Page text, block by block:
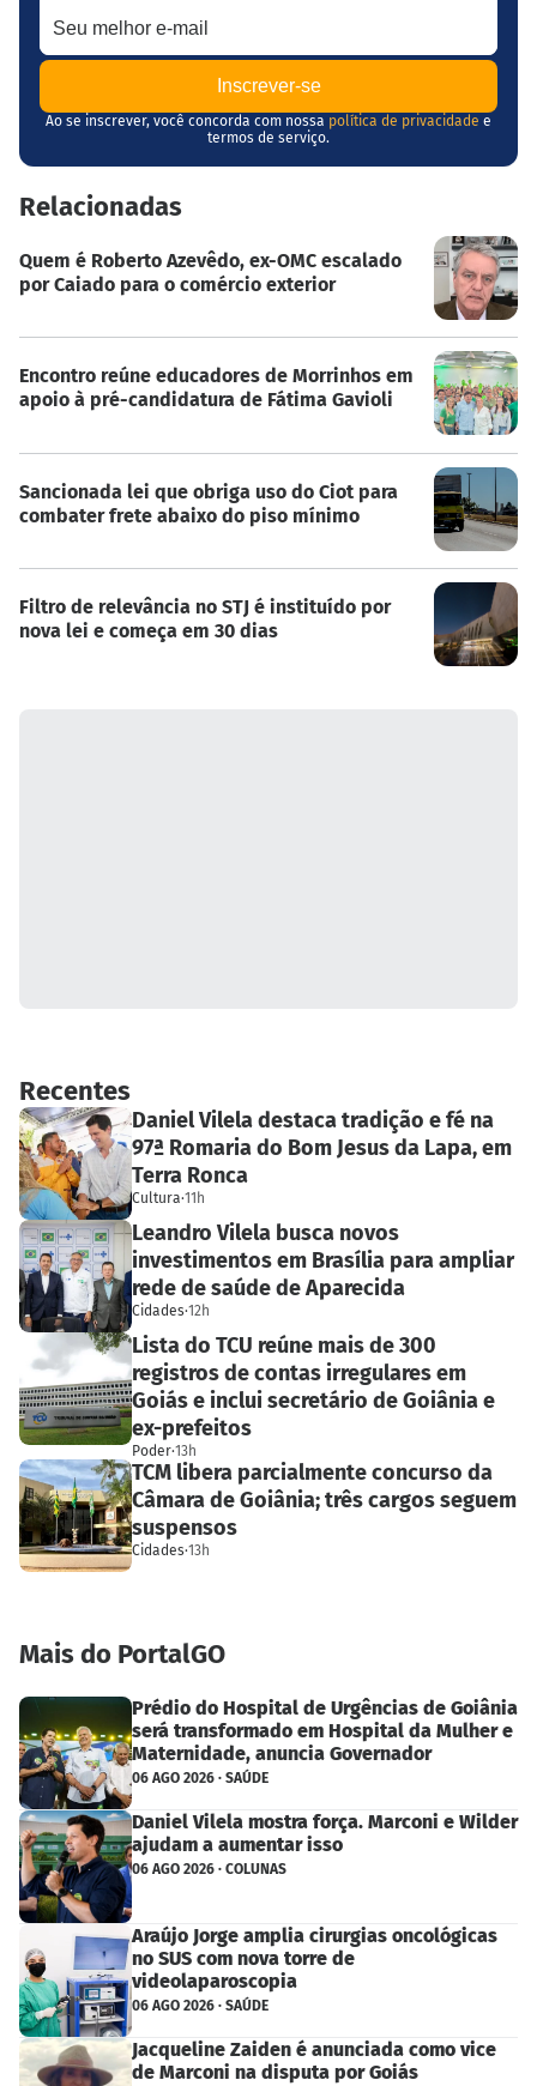
Ao se inscrever, você concorda com nossa política de privacidade e
termos de serviço.
Relacionadas
Quem é Roberto Azevêdo, ex-OMC escalado
por Caiado para o comércio exterior
Encontro reúne educadores de Morrinhos em
apoio à pré-candidatura de Fátima Gavioli
Sancionada lei que obriga uso do Ciot para
combater frete abaixo do piso mínimo
Filtro de relevância no STJ é instituído por
nova lei e começa em 30 dias
Recentes
Daniel Vilela destaca tradição e fé na
97ª Romaria do Bom Jesus da Lapa, em
Terra Ronca
Cultura·11h
Leandro Vilela busca novos
investimentos em Brasília para ampliar
rede de saúde de Aparecida
Cidades·12h
Lista do TCU reúne mais de 300
registros de contas irregulares em
Goiás e inclui secretário de Goiânia e
ex-prefeitos
Poder·13h
TCM libera parcialmente concurso da
Câmara de Goiânia; três cargos seguem
suspensos
Cidades·13h
Mais do PortalGO
Prédio do Hospital de Urgências de Goiânia
será transformado em Hospital da Mulher e
Maternidade, anuncia Governador
06 AGO 2026 · SAÚDE
Daniel Vilela mostra força. Marconi e Wilder
ajudam a aumentar isso
06 AGO 2026 · COLUNAS
Araújo Jorge amplia cirurgias oncológicas
no SUS com nova torre de
videolaparoscopia
06 AGO 2026 · SAÚDE
Jacqueline Zaiden é anunciada como vice
de Marconi na disputa por Goiás